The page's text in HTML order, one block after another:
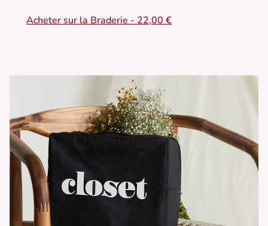
• Chemise à imprimé
• Mélange de motifs colorés
Acheter sur la Braderie - 22,00 €